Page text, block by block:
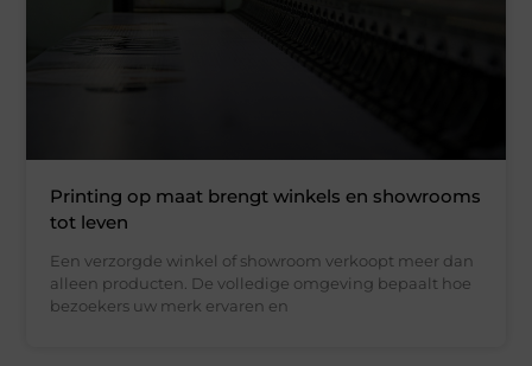
Printing op maat brengt winkels en showrooms
tot leven
Een verzorgde winkel of showroom verkoopt meer dan
alleen producten. De volledige omgeving bepaalt hoe
bezoekers uw merk ervaren en